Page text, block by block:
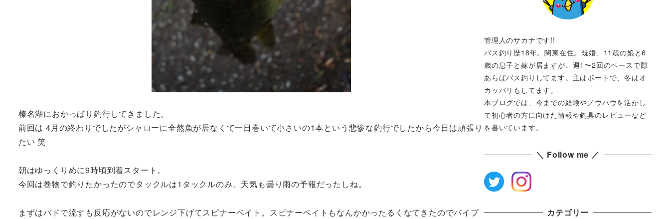
榛名湖におかっぱり釣行してきました。
前回は 4月の終わりでしたがシャローに全然魚が居なくて一日巻いて小さいの1本という悲惨な釣行でしたから今日は頑張り
たい 笑
朝はゆっくりめに9時頃到着スタート。
今回は巻物で釣りたかったのでタックルは1タックルのみ。天気も曇り雨の予報だったしね。
まずはバドで流すも反応がないのでレンジ下げてスピナーベイト。スピナーベイトもなんかかったるくなてきたのでバイブ
管理人のサカナです!!
バス釣り歴18年。関東在住。既婚、11歳の娘と6
歳の息子と嫁が居ますが、週1〜2回のペースで隙
あらばバス釣りしてます。主はボートで、冬はオ
カッパリもしてます。
本ブログでは、今までの経験やノウハウを活かし
て初心者の方に向けた情報や釣具のレビューなど
を書いています。
＼ Follow me ／
カテゴリー